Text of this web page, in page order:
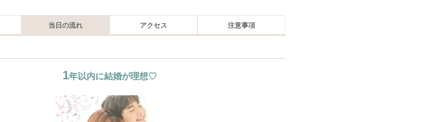
当日の流れ アクセス 注意事項
1年以内に結婚が理想♡